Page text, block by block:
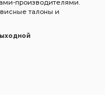
производителями.
талоны и